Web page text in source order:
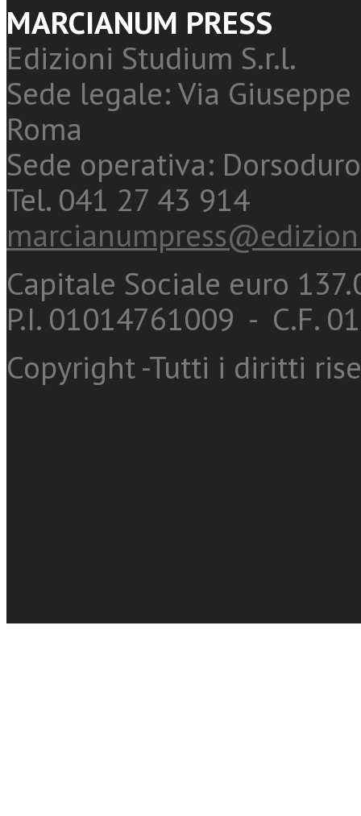
MARCIANUM PRESS
Edizioni Studium S.r.l.
Sede legale: Via
Roma
Sede operativa:
Tel. 041 27 43 914
Capitale Sociale euro
P.I. 01014761009 - C.F.
Copyright -Tutti i diritti